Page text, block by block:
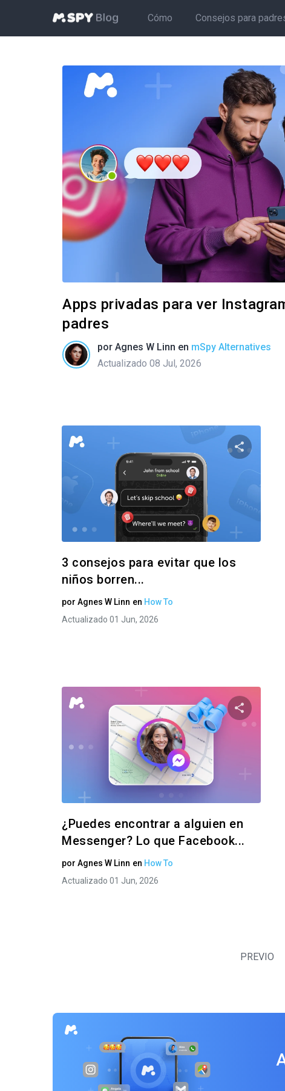
Cómo Consejos para
Apps privadas para ver
padres
por Agnes W Linn en mSpy Alternatives
Actualizado 08 Jul, 2026
3 consejos para evitar que los
niños borren...
porAgnes W Linn en How To
Actualizado 01 Jun, 2026
¿Puedes encontrar a alguien en
Messenger? Lo que Facebook...
porAgnes W Linn en How To
Actualizado 01 Jun, 2026
PREVIO